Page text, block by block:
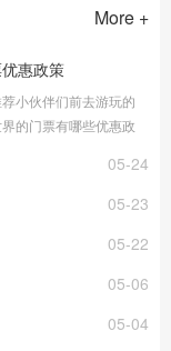
More +
惠政策
小伙伴们前去游玩的
的门票有哪些优惠政
：身高1米(
05-24
05-23
05-22
05-06
05-04